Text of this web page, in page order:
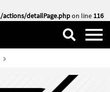
detailPage.phpon line 116